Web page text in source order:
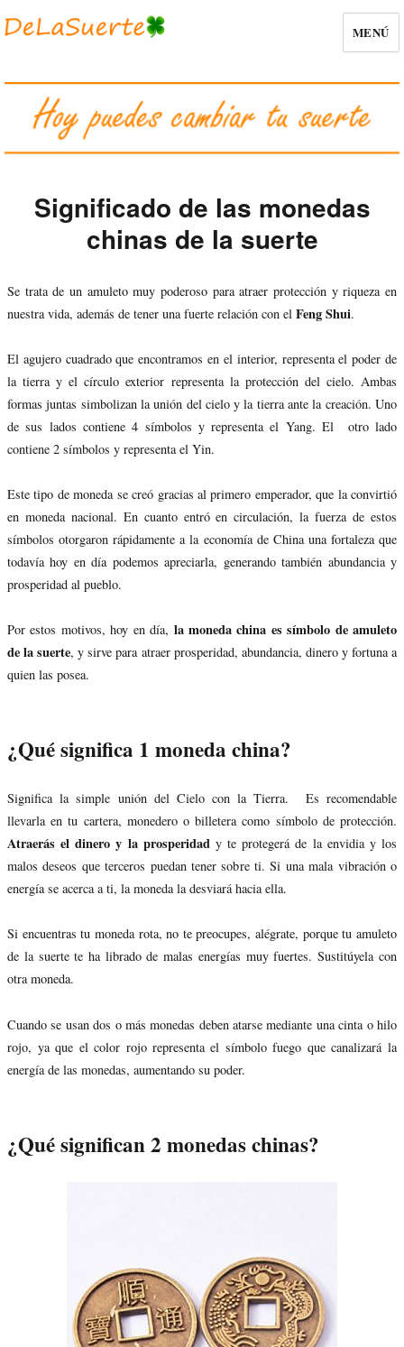
MENÚ
Significado de las monedas
chinas de la suerte
Se trata de un amuleto muy poderoso para atraer protección y riqueza en
nuestra vida, además de tener una fuerte relación con elFeng Shui.
El agujero cuadrado que encontramos en el interior, representa el poder de
la tierra y el círculo exterior representa la protección del cielo. Ambas
formas juntas simbolizan la unión del cielo y la tierra ante la creación. Uno
de sus lados contiene 4 símbolos y representa el Yang. El otro lado
contiene 2 símbolos y representa el Yin.
Este tipo de moneda se creó gracias al primero emperador, que la convirtió
en moneda nacional. En cuanto entró en circulación, la fuerza de estos
símbolos otorgaron rápidamente a la economía de China una fortaleza que
todavía hoy en día podemos apreciarla, generando también abundancia y
prosperidad al pueblo.
Por estos motivos, hoy en día, la moneda china es símbolo de amuleto
de la suerte, y sirve para atraer prosperidad, abundancia, dinero y fortuna a
quien las posea.
¿Qué significa 1 moneda china?
Significa la simple unión del Cielo con la Tierra. Es recomendable
llevarla en tu cartera, monedero o billetera como símbolo de protección.
Atraerás el dinero y la prosperidady te protegerá de la envidia y los
malos deseos que terceros puedan tener sobre ti. Si una mala vibración o
energía se acerca a ti, la moneda la desviará hacia ella.
Si encuentras tu moneda rota, no te preocupes, alégrate, porque tu amuleto
de la suerte te ha librado de malas energías muy fuertes. Sustitúyela con
otra moneda.
Cuando se usan dos o más monedas deben atarse mediante una cinta o hilo
rojo, ya que el color rojo representa el símbolo fuego que canalizará la
energía de las monedas, aumentando su poder.
¿Qué significan 2 monedas chinas?